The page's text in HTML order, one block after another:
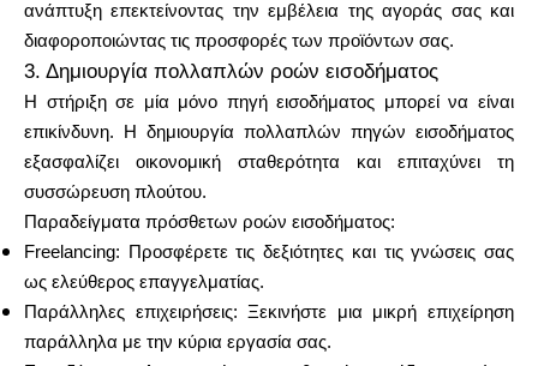
ανάπτυξη επεκτείνοντας την εμβέλεια της αγοράς σας και
διαφοροποιώντας τις προσφορές των προϊόντων σας.
3. Δημιουργία πολλαπλών ροών εισοδήματος
Η στήριξη σε μία μόνο πηγή εισοδήματος μπορεί να είναι
επικίνδυνη. Η δημιουργία πολλαπλών πηγών εισοδήματος
εξασφαλίζει οικονομική σταθερότητα και επιταχύνει τη
συσσώρευση πλούτου.
Παραδείγματα πρόσθετων ροών εισοδήματος:
Freelancing: Προσφέρετε τις δεξιότητες και τις γνώσεις σας
ως ελεύθερος επαγγελματίας.
Παράλληλες επιχειρήσεις: Ξεκινήστε μια μικρή επιχείρηση
παράλληλα με την κύρια εργασία σας.